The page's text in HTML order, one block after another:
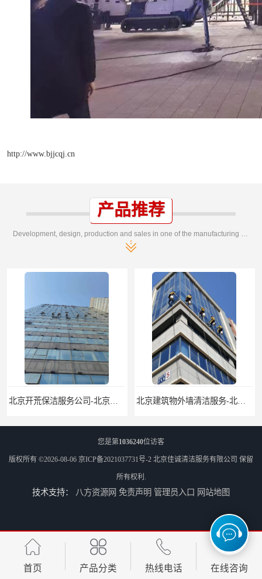
http://www.bjjcqj.cn
产品推荐
北京高空作业保洁服务-北京物业管理公司-北京家政服务公司
您是第1036240位访客
版权所有 ©2026-08-06 京ICP备2021037731号-2 北京佳诚清洁服务有限公司 保留
所有权利.
技术支持： 八方资源网 免责声明 管理员入口 网站地图
首页 产品分类 热线电话 在线咨询